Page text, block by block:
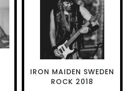
IRON MAIDEN SWEDEN
ROCK 2018